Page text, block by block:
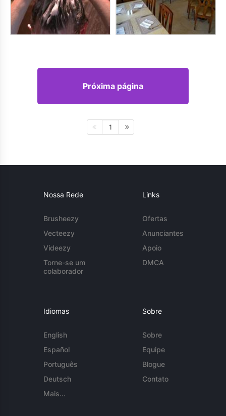
Próxima página
1
Nossa Rede
Brusheezy
Vecteezy
Videezy
Torne-se um
colaborador
Links
Ofertas
Anunciantes
Apoio
DMCA
Idiomas
English
Español
Português
Deutsch
Mais...
Sobre
Sobre
Equipe
Blogue
Contato